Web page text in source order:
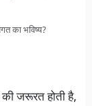
का भविष्य?
जरूरत होती है,